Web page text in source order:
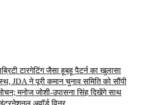
टारगेटिंग जैसा हूबहू पैटर्न का खुलासा
JDA ने पूरी कमान चुनाव समिति को सौंपी
मनोज जोशी-उपासना सिंह दिखेंगे साथ
अवॉर्ड विनर